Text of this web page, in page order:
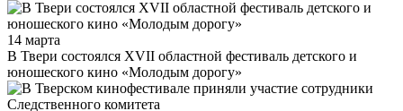
14 марта
В Твери состоялся XVII областной фестиваль детского и
юношеского кино «Молодым дорогу»